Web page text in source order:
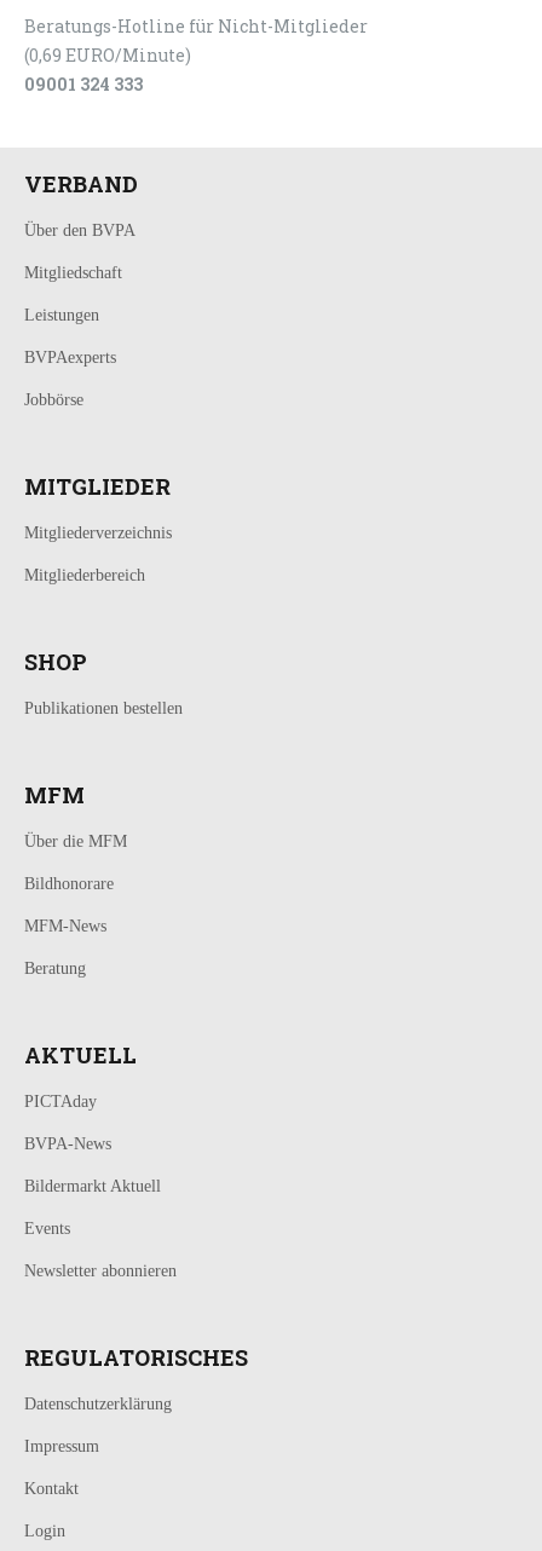
Beratungs-Hotline für Nicht-Mitglieder
(0,69 EURO/Minute)
09001 324 333
VERBAND
Über den BVPA
Mitgliedschaft
Leistungen
BVPAexperts
Jobbörse
MITGLIEDER
Mitgliederverzeichnis
Mitgliederbereich
SHOP
Publikationen bestellen
MFM
Über die MFM
Bildhonorare
MFM-News
Beratung
AKTUELL
PICTAday
BVPA-News
Bildermarkt Aktuell
Events
Newsletter abonnieren
REGULATORISCHES
Datenschutzerklärung
Impressum
Kontakt
Login